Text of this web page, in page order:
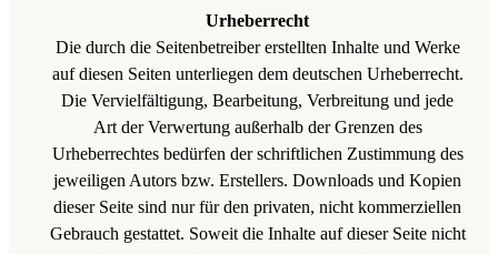
Urheberrecht
Die durch die Seitenbetreiber erstellten Inhalte und Werke
auf diesen Seiten unterliegen dem deutschen Urheberrecht.
Die Vervielfältigung, Bearbeitung, Verbreitung und jede
Art der Verwertung außerhalb der Grenzen des
Urheberrechtes bedürfen der schriftlichen Zustimmung des
jeweiligen Autors bzw. Erstellers. Downloads und Kopien
dieser Seite sind nur für den privaten, nicht kommerziellen
Gebrauch gestattet. Soweit die Inhalte auf dieser Seite nicht